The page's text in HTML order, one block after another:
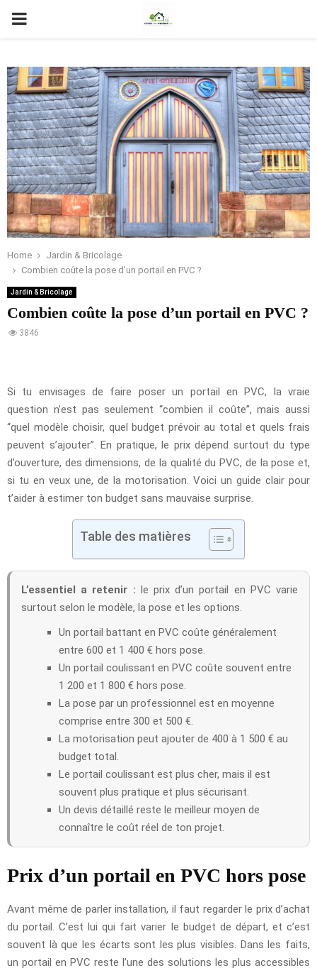
PRIMARY
Home
Jardin & Bricolage
Combien coûte la pose d’un portail en PVC ?
Jardin & Bricolage
Combien coûte la pose d’un portail en PVC ?
3846
Si tu envisages de faire poser un portail en PVC, la vraie
question n’est pas seulement “combien il coûte”, mais aussi
“quel modèle choisir, quel budget prévoir au total et quels frais
peuvent s’ajouter”. En pratique, le prix dépend surtout du type
d’ouverture, des dimensions, de la qualité du PVC, de la pose et,
si tu en veux une, de la motorisation. Voici un guide clair pour
t’aider à estimer ton budget sans mauvaise surprise.
Table des matières
L’essentiel a retenir : le prix d’un portail en PVC varie
surtout selon le modèle, la pose et les options.
Un portail battant en PVC coûte généralement
entre 600 et 1 400 € hors pose.
Un portail coulissant en PVC coûte souvent entre
1 200 et 1 800 € hors pose.
La pose par un professionnel est en moyenne
comprise entre 300 et 500 €.
La motorisation peut ajouter de 400 à 1 500 € au
budget total.
Le portail coulissant est plus cher, mais il est
souvent plus pratique et plus sécurisant.
Un devis détaillé reste le meilleur moyen de
connaître le coût réel de ton projet.
Prix d’un portail en PVC hors pose
Avant même de parler installation, il faut regarder le prix d’achat
du portail. C’est lui qui fait varier le budget de départ, et c’est
souvent là que les écarts sont les plus visibles. Dans les faits,
un portail en PVC reste l’une des solutions les plus accessibles